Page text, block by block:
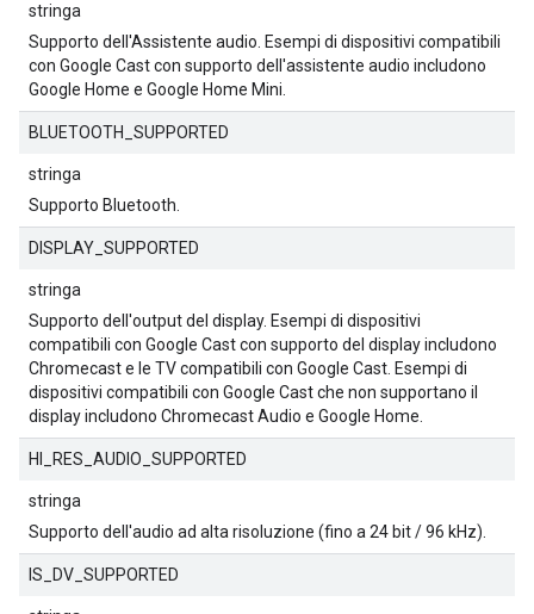
stringa
Supporto dell'Assistente audio. Esempi di dispositivi compatibili
con Google Cast con supporto dell'assistente audio includono
Google Home e Google Home Mini.
BLUETOOTH_SUPPORTED
stringa
Supporto Bluetooth.
DISPLAY_SUPPORTED
stringa
Supporto dell'output del display. Esempi di dispositivi
compatibili con Google Cast con supporto del display includono
Chromecast e le TV compatibili con Google Cast. Esempi di
dispositivi compatibili con Google Cast che non supportano il
display includono Chromecast Audio e Google Home.
HI_RES_AUDIO_SUPPORTED
stringa
Supporto dell'audio ad alta risoluzione (fino a 24 bit / 96 kHz).
IS_DV_SUPPORTED